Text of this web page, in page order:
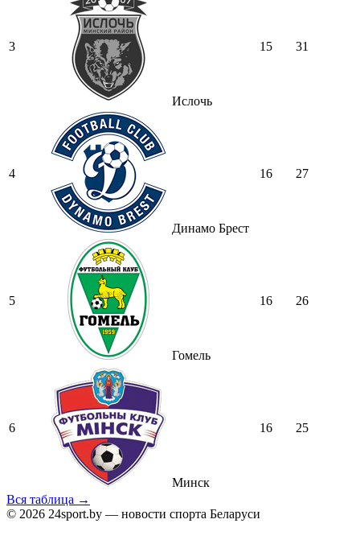
3
Ислочь
15 31
4
Динамо Брест
16 27
5
Гомель
16 26
6
Минск
16 25
Вся таблица →
© 2026 24sport.by — новости спорта Беларуси